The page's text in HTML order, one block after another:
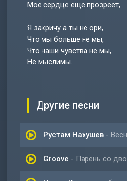
Мое сердце еще прозреет,
Я закричу а ты не ори,
Что мы больше не мы,
Что наши чувства не мы,
Не мыслимы.
Другие песни
Рустам Нахушев -
Groove - Парень со